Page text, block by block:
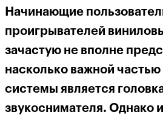
Начинающие
проигрывателей
зачастую не вполне
насколько важной частью
системы является
звукоснимателя. Однако